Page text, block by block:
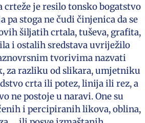
crteže je resilo tonsko bogatstvo
stoga ne čudi činjenica da se
šiljatih crtala, tuševa, grafita,
i ostalih sredstava uvriježilo
tvorivima nazvati
za razliku od slikara, umjetniku
crta ili potez, linija ili rez, a
ne postoje u naravi. One su
i percipiranih likova, oblina,